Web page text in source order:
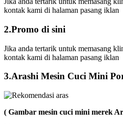
kontak kami di halaman pasang iklan
2.Promo di sini
Jika anda tertarik untuk memasang
kontak kami di halaman pasang iklan
3.Arashi Mesin Cuci Mini
( Gambar mesin cuci mini merek